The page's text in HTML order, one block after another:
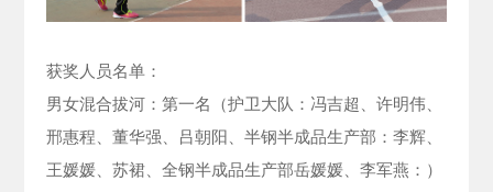
获奖人员名单：
男女混合拔河：第一名（护卫大队：冯吉超、许明伟、
邢惠程、董华强、吕朝阳、半钢半成品生产部：李辉、
王媛媛、苏裙、全钢半成品生产部岳媛媛、李军燕：）